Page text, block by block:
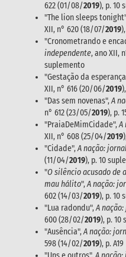
622 (01/08/2019), p. 10
"The lion sleeps
XII, n° 620 (18/07/2019
"Cronometrando e
independente, ano XII,
suplemento
"Gestação da
XII, n° 616 (20/06/2019
"Das sem novenas",A
n° 612 (23/05/2019), p.
"PraiaDeMimCidade",A
XII, n° 608 (25/04/2019
"Cidade",A nação:
(11/04/2019), p. 10
"O silêncio acusado
mau hálito",A nação:
602 (14/03/2019), p. 10
"Lua radondu",A
600 (28/02/2019), p. 10
"Ausência",A nação:
598 (14/02/2019), p. A19